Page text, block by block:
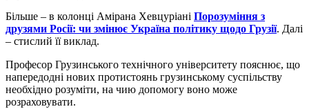
Більше – в колонці Амірана Хевцуріані Порозуміння з
друзями Росії: чи змінює Україна політику щодо Грузії. Далі
– стислий її виклад.
Професор Грузинського технічного університету пояснює, що
напередодні нових протистоянь грузинському суспільству
необхідно розуміти, на чию допомогу воно може
розраховувати.